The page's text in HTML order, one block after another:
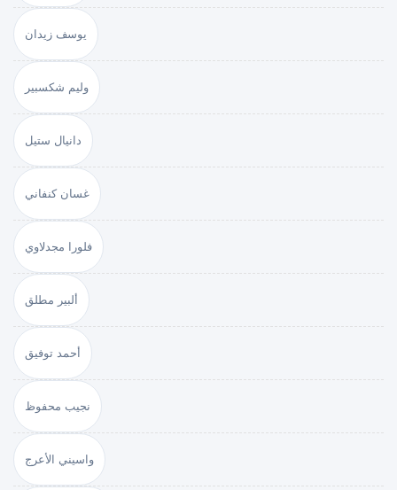
يوسف زيدان
وليم شكسبير
دانيال ستيل
غسان كنفاني
فلورا مجدلاوي
ألبير مطلق
أحمد توفيق
نجيب محفوظ
واسيني الأعرج